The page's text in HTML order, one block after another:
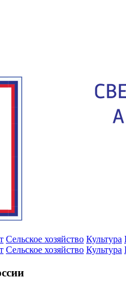
Сельское хозяйство Культура
Сельское хозяйство Культура